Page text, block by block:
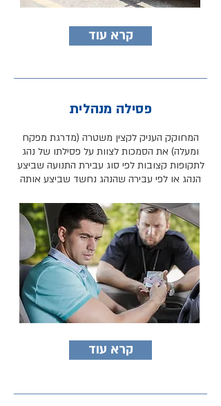
קרא עוד
פסילה מנהלית
המחוקק העניק לקצין משטרה (מדרגת מפקח
ומעלה) את הסמכות לצוות על פסילתו של נהג
לתקופות קצובות לפי סוג עבירת התנועה שביצע
הנהג או לפי עבירה שהנהג נחשד שביצע אותה
קרא עוד